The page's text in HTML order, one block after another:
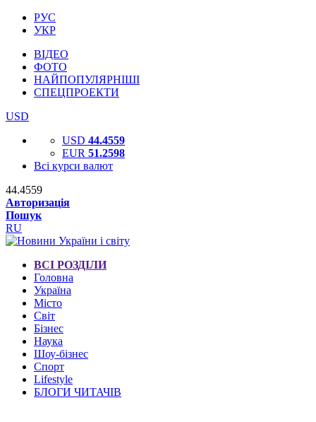
РУС
УКР
ВІДЕО
ФОТО
НАЙПОПУЛЯРНІШІ
СПЕЦПРОЕКТИ
USD
USD 44.4559
EUR 51.2598
Всі курси валют
44.4559
Авторизація
Пошук
RU
ВСІ РОЗДІЛИ
Головна
Україна
Місто
Світ
Бізнес
Наука
Шоу-бізнес
Спорт
Lifestyle
БЛОГИ ЧИТАЧІВ